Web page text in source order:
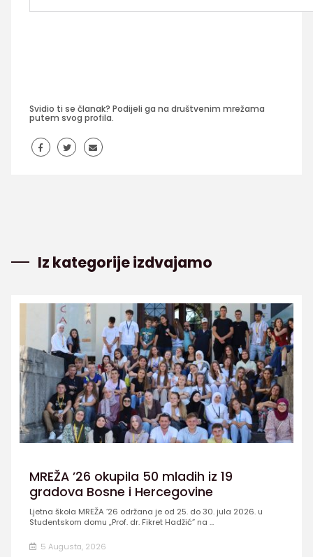
Svidio ti se članak? Podijeli ga na društvenim mrežama
putem svog profila.
Iz kategorije izdvajamo
MREŽA ’26 okupila 50 mladih iz 19
gradova Bosne i Hercegovine
Ljetna škola MREŽA ’26 održana je od 25. do 30. jula 2026. u
Studentskom domu „Prof. dr. Fikret Hadžić” na ...
5 Augusta, 2026